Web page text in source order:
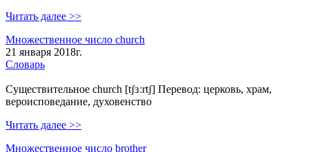
Читать далее >>
Множественное число church
21 января 2018г.
Словарь
Существительное church [tʃɜːrtʃ] Перевод: церковь, храм,
вероисповедание, духовенство
Читать далее >>
Множественное число brother